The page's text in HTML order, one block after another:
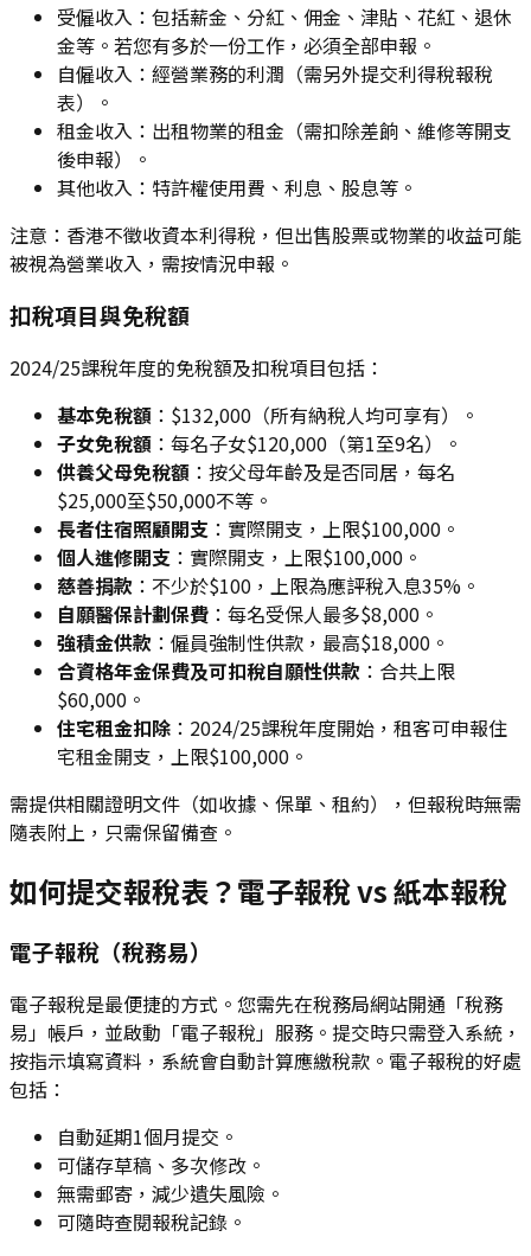
受僱收入：包括薪金、分紅、佣金、津貼、花紅、退休
金等。若您有多於一份工作，必須全部申報。
自僱收入：經營業務的利潤（需另外提交利得稅報稅
表）。
租金收入：出租物業的租金（需扣除差餉、維修等開支
後申報）。
其他收入：特許權使用費、利息、股息等。
注意：香港不徵收資本利得稅，但出售股票或物業的收益可能
被視為營業收入，需按情況申報。
扣稅項目與免稅額
2024/25課稅年度的免稅額及扣稅項目包括：
基本免稅額 ：$132,000（所有納稅人均可享有）。
子女免稅額 ：每名子女$120,000（第1至9名）。
供養父母免稅額 ：按父母年齡及是否同居，每名
$25,000至$50,000不等。
長者住宿照顧開支 ：實際開支，上限$100,000。
個人進修開支 ：實際開支，上限$100,000。
慈善捐款 ：不少於$100，上限為應評稅入息35%。
自願醫保計劃保費 ：每名受保人最多$8,000。
強積金供款 ：僱員強制性供款，最高$18,000。
合資格年金保費及可扣稅自願性供款 ：合共上限
$60,000。
住宅租金扣除 ：2024/25課稅年度開始，租客可申報住
宅租金開支，上限$100,000。
需提供相關證明文件（如收據、保單、租約），但報稅時無需
隨表附上，只需保留備查。
如何提交報稅表？電子報稅 vs 紙本報稅
電子報稅（稅務易）
電子報稅是最便捷的方式。您需先在稅務局網站開通「稅務
易」帳戶，並啟動「電子報稅」服務。提交時只需登入系統，
按指示填寫資料，系統會自動計算應繳稅款。電子報稅的好處
包括：
自動延期1個月提交。
可儲存草稿、多次修改。
無需郵寄，減少遺失風險。
可隨時查閱報稅記錄。